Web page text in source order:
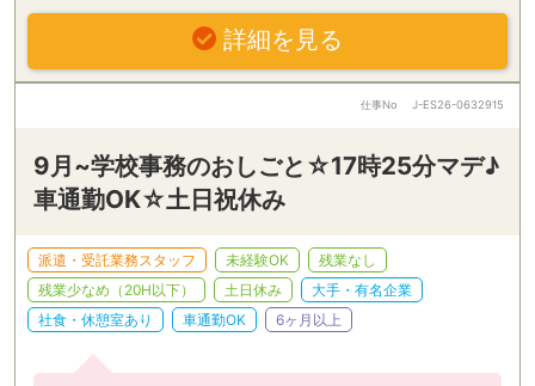
詳細を見る
仕事No J-ES26-0632915
9月~学校事務のおしごと☆17時25分マデ♪
車通勤OK☆土日祝休み
派遣・受託業務スタッフ 未経験OK
残業なし
残業少なめ（20H以下）
土日休み
大手・有名企業
社食・休憩室あり
車通勤OK 6ヶ月以上